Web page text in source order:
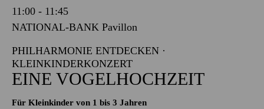
11:00 - 11:45
NATIONAL-BANK Pavillon
PHILHARMONIE ENTDECKEN ·
KLEINKINDERKONZERT
EINE VOGELHOCHZEIT
Für Kleinkinder von 1 bis 3 Jahren